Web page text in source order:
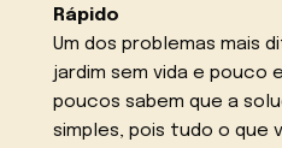
Rápido
Um dos problemas mais
jardim sem vida e pouco
poucos sabem que a
simples, pois tudo o que